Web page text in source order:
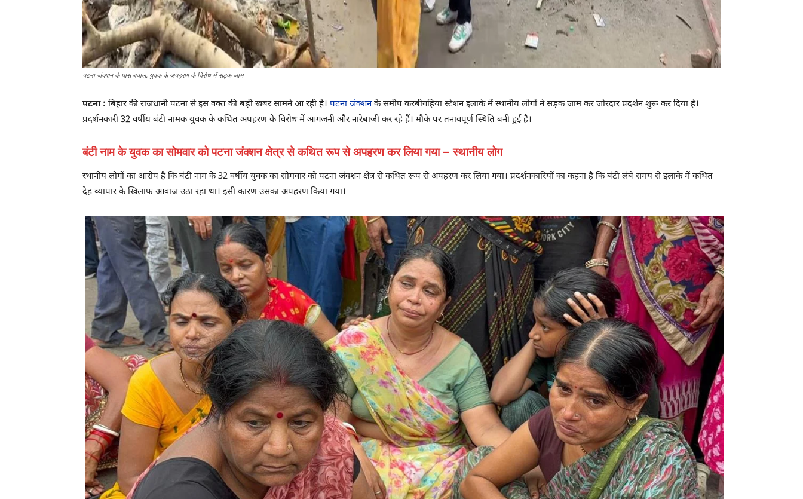
पटना जंक्शन के पास बवाल, युवक के अपहरण के विरोध में सड़क जाम
पटना : बिहार की राजधानी पटना से इस वक्त की बड़ी खबर सामने आ रही है। पटना जंक्शनके समीप करबीगहिया स्टेशन इलाके में स्थानीय लोगों ने सड़क जाम कर जोरदार प्रदर्शन शुरू कर दिया है।
प्रदर्शनकारी 32 वर्षीय बंटी नामक युवक के कथित अपहरण के विरोध में आगजनी और नारेबाजी कर रहे हैं। मौके पर तनावपूर्ण स्थिति बनी हुई है।
बंटी नाम के युवक का सोमवार को पटना जंक्शन क्षेत्र से कथित रूप से अपहरण कर लिया गया – स्थानीय लोग
स्थानीय लोगों का आरोप है कि बंटी नाम के 32 वर्षीय युवक का सोमवार को पटना जंक्शन क्षेत्र से कथित रूप से अपहरण कर लिया गया। प्रदर्शनकारियों का कहना है कि बंटी लंबे समय से इलाके में कथित
देह व्यापार के खिलाफ आवाज उठा रहा था। इसी कारण उसका अपहरण किया गया।